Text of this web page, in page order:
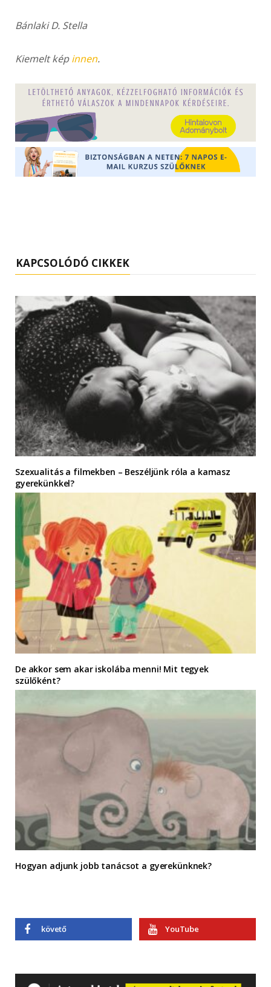
Bánlaki D. Stella
Kiemelt képinnen.
KAPCSOLÓDÓ CIKKEK
Szexualitás a filmekben – Beszéljünk róla a kamasz
gyerekünkkel?
De akkor sem akar iskolába menni! Mit tegyek
szülőként?
Hogyan adjunk jobb tanácsot a gyerekünknek?
követő YouTube